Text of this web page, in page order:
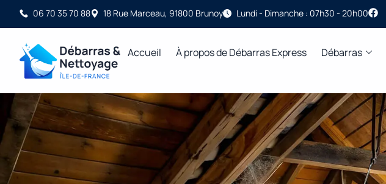
06 70 35 70 88 18 Rue Marceau, 91800 Brunoy Lundi - Dimanche : 07h30 - 20h00
Accueil À propos de Débarras Express Débarras